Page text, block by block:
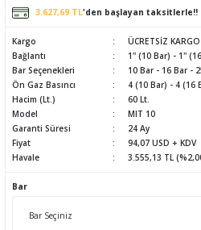
3.627,69 TL'den başlayan taksitlerle!!
Kargo
ÜCRETSİZ KARGO
Bağlantı
1" (10 Bar) - 1"
Bar Seçenekleri
10 Bar - 16 Bar -
Ön Gaz Basıncı
4 (10 Bar) - 4 (16
Hacim (Lt.)
60 Lt.
Model
MIT 10
Garanti Süresi
24 Ay
Fiyat
94,07 USD + KDV
Havale
3.555,13 TL
Bar